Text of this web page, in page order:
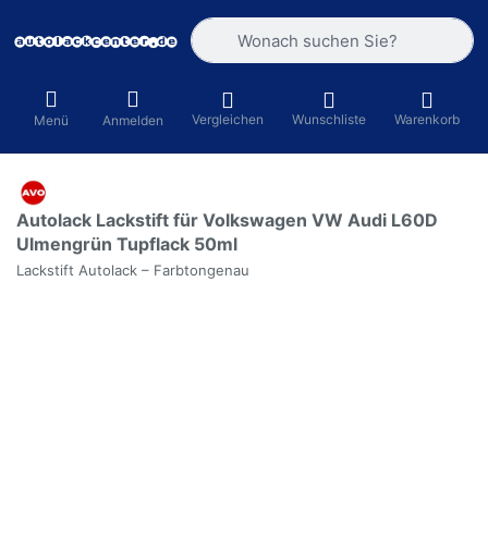
Geben Sie einen Suchbegriff ein.
Menü Anmelden Vergleichen Wunschliste Warenkorb
Autolack Lackstift für Volkswagen VW Audi L60D
Ulmengrün Tupflack 50ml
Lackstift Autolack – Farbtongenau